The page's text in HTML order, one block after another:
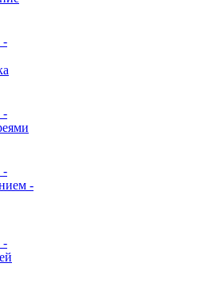
-
-
-
-
-